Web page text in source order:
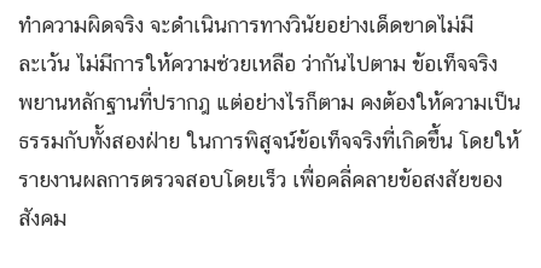
ทำความผิดจริง จะดำเนินการทางวินัยอย่างเด็ดขาดไม่มี
ละเว้น ไม่มีการให้ความช่วยเหลือ ว่ากันไปตาม ข้อเท็จจริง
พยานหลักฐานที่ปรากฎ แต่อย่างไรก็ตาม คงต้องให้ความเป็น
ธรรมกับทั้งสองฝ่าย ในการพิสูจน์ข้อเท็จจริงที่เกิดขึ้น โดยให้
รายงานผลการตรวจสอบโดยเร็ว เพื่อคลี่คลายข้อสงสัยของ
สังคม